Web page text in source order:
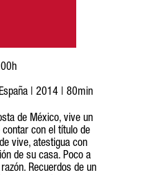
| 2014 | 80min
de México, vive un
con el título de
vive, atestigua con
de su casa. Poco a
Recuerdos de un